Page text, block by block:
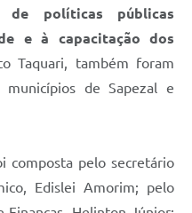
de políticas públicas
e à capacitação dos
Taquari, também foram
municípios de Sapezal e
composta pelo secretário
Edislei Amorim; pelo